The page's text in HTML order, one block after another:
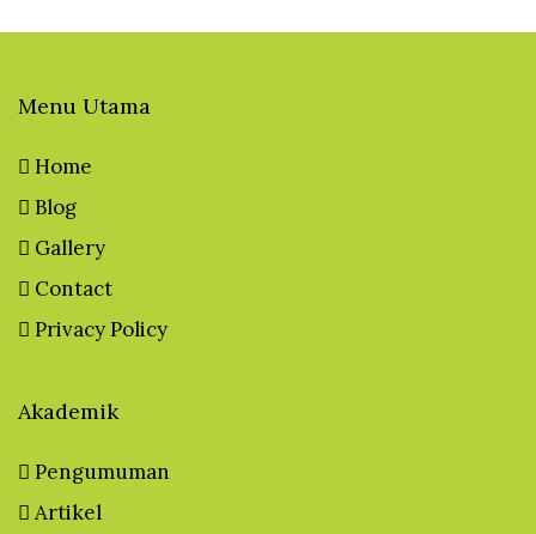
Menu Utama
Home
Blog
Gallery
Contact
Privacy Policy
Akademik
Pengumuman
Artikel